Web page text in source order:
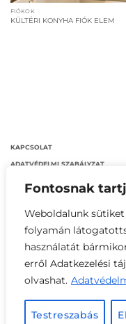
Fontosnak
Weboldalunk
folyamán
használatát
erről Adatkezelési
olvashat.
Testreszabás
FIÓKOK
KÜLTÉRI KONYHA FIÓK ELEM
KAPCSOLAT
ADATVÉDELMI SZABÁLYZAT
INNOSTEEL DESIGN © 2024.
IT & WEB:MorNeo Informatika //